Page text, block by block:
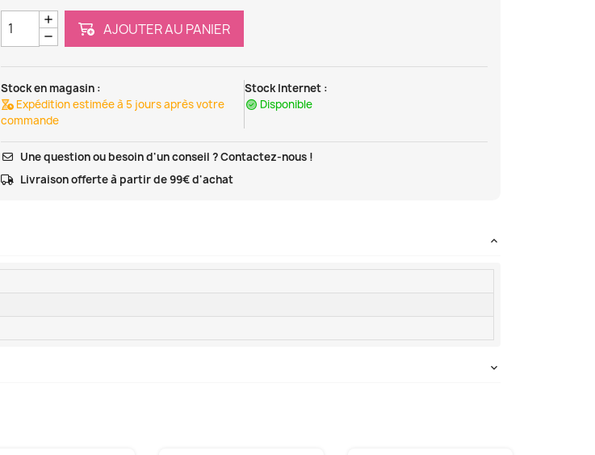
AJOUTER AU PANIER
Stock en magasin :
Expédition estimée à 5 jours après votre
commande
Stock Internet :
Disponible
Une question ou besoin d'un conseil ? Contactez-nous !
Livraison offerte à partir de 99€ d'achat